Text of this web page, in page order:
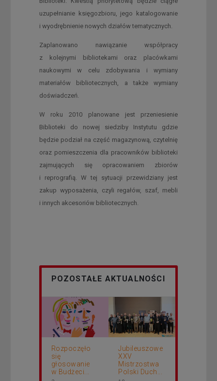
uzupełnianie księgozbioru, jego katalogowanie
i wyodrębnienie nowych działów tematycznych.
Zaplanowano nawiązanie współpracy
z kolejnymi bibliotekami oraz placówkami
naukowymi w celu zdobywania i wymiany
materiałów bibliotecznych, a także wymiany
doświadczeń.
W roku 2010 planowane jest przeniesienie
Biblioteki do nowej siedziby Instytutu gdzie
będzie podział na część magazynową, czytelnię
oraz pomieszczenia dla pracowników biblioteki
zajmujących się opracowaniem zbiorów
i reprografią. W tej sytuacji przewidziany jest
zakup wyposażenia, czyli regałów, szaf, mebli
i innych akcesoriów bibliotecznych.
POZOSTAŁE AKTUALNOŚCI
Rozpoczęło
się
głosowanie
w Budżeci...
Jubileuszowe
XXV
Mistrzostwa
Polski Duch...